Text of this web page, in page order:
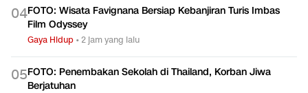
04FOTO: Wisata Favignana Bersiap Kebanjiran Turis Imbas
Film Odyssey
Gaya Hidup •2 jam yang lalu
05FOTO: Penembakan Sekolah di Thailand, Korban Jiwa
Berjatuhan